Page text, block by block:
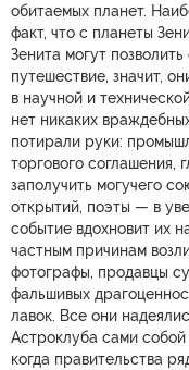
обитаемых планет.
факт, что с планеты
Зенита могут
путешествие, значит,
в научной и
нет никаких
потирали руки:
торгового соглашения,
заполучить могучего
открытий, поэты — в
событие вдохновит их
частным причинам
фотографы, продавцы
фальшивых
лавок. Все они
Астроклуба сами собой
когда правительства